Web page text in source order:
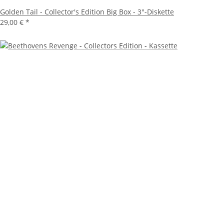
Golden Tail - Collector's Edition Big Box - 3"-Diskette
29,00 € *